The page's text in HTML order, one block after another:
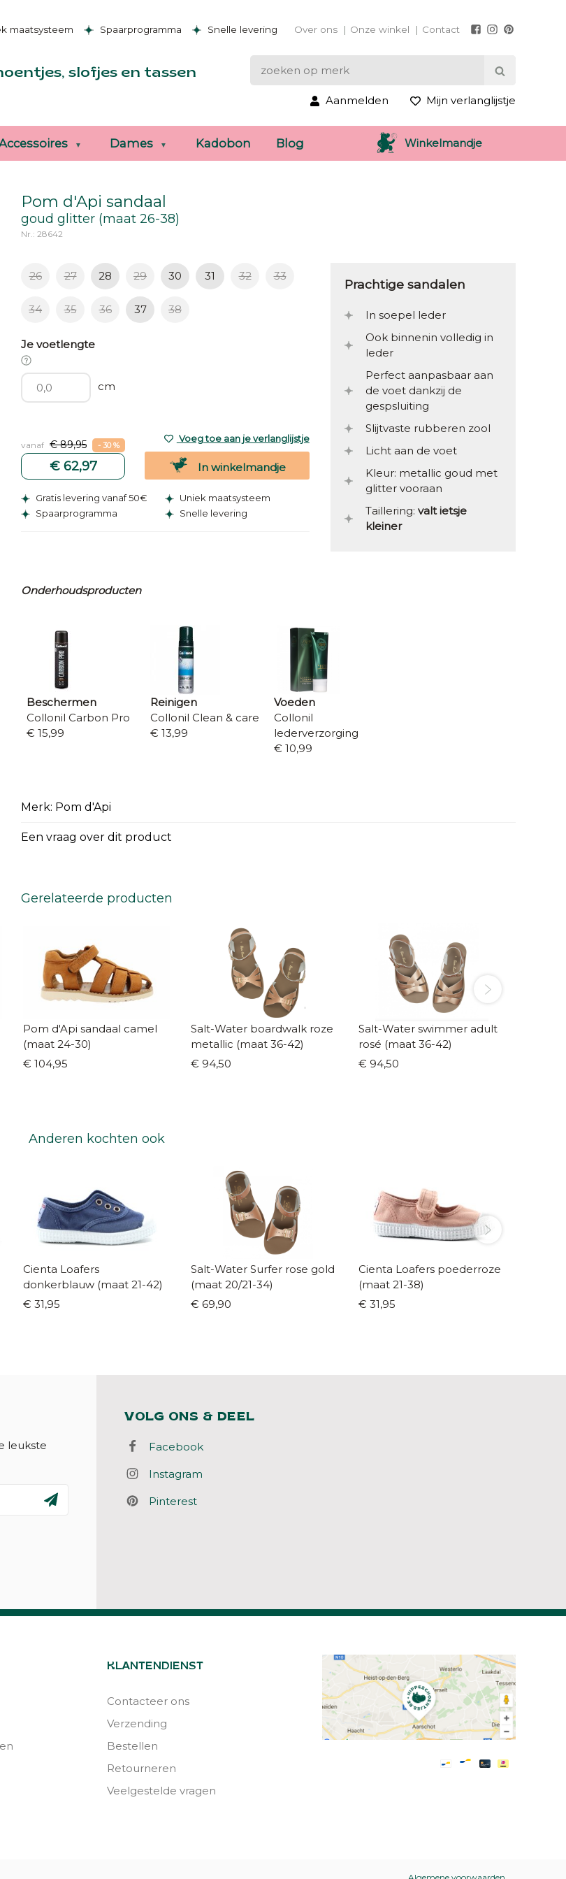
maatsysteem Spaarprogramma Snelle levering Over ons Onze winkel Contact
slofjes en tassen
Aanmelden Mijn verlanglijstje
Dames Kadobon Blog Winkelmandje
Pom d'Api sandaal
goud glitter (maat 26-38)
Nr.: 28642
26 27 28 29 30 31 32 33
34 35 36 37 38
Je voetlengte
cm
vanaf € 89,95 - 30 %
€ 62,97
Voeg toe aan je verlanglijstje
In winkelmandje
Gratis levering vanaf 50€
Uniek maatsysteem
Spaarprogramma
Snelle levering
Prachtige sandalen
In soepel leder
Ook binnenin volledig in
leder
Perfect aanpasbaar aan
de voet dankzij de
gespsluiting
Slijtvaste rubberen zool
Licht aan de voet
Kleur: metallic goud met
glitter vooraan
Taillering: valt ietsje
kleiner
Onderhoudsproducten
Beschermen
Collonil Carbon Pro
€ 15,99
Reinigen
Collonil Clean & care
€ 13,99
Voeden
Collonil
lederverzorging
€ 10,99
Merk: Pom d'Api
Een vraag over dit product
Gerelateerde producten
Pom d'Api sandaal camel
(maat 24-30)
€ 104,95
Salt-Water boardwalk roze
metallic (maat 36-42)
€ 94,50
Salt-Water swimmer adult
rosé (maat 36-42)
€ 94,50
Anderen kochten ook
Cienta Loafers
donkerblauw (maat 21-42)
€ 31,95
Salt-Water Surfer rose gold
(maat 20/21-34)
€ 69,90
Cienta Loafers poederroze
(maat 21-38)
€ 31,95
leukste
VOLG ONS & DEEL
Facebook
Instagram
Pinterest
KLANTENDIENST
Contacteer ons
Verzending
Bestellen
Retourneren
Veelgestelde vragen